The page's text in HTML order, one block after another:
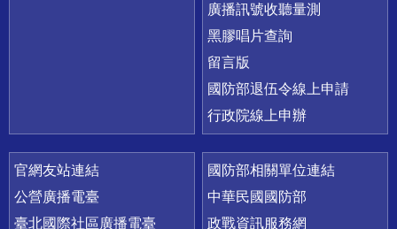
廣播訊號收聽量測
黑膠唱片查詢
留言版
國防部退伍令線上申請
行政院線上申辦
官網友站連結
公營廣播電臺
臺北國際社區廣播電臺
國防部相關單位連結
中華民國國防部
政戰資訊服務網